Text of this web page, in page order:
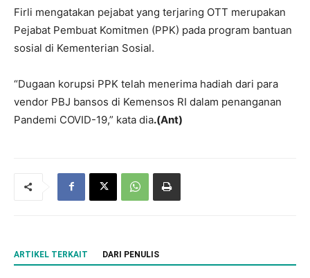
Firli mengatakan pejabat yang terjaring OTT merupakan
Pejabat Pembuat Komitmen (PPK) pada program bantuan
sosial di Kementerian Sosial.
“Dugaan korupsi PPK telah menerima hadiah dari para
vendor PBJ bansos di Kemensos RI dalam penanganan
Pandemi COVID-19,” kata dia.(Ant)
ARTIKEL TERKAIT DARI PENULIS